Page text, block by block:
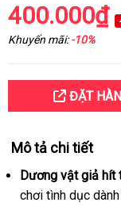
400.000₫
Khuyến mãi:-10%
ĐẶT
Mô tả chi tiết
Dương vật giả hít
chơi tình dục